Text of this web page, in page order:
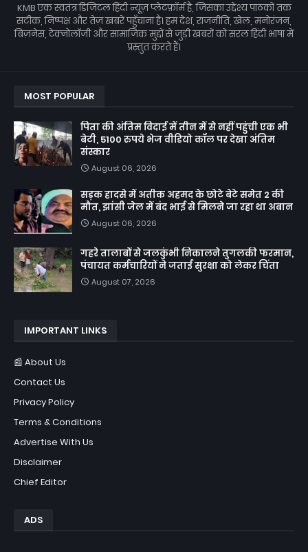
KMB एक स्वतंत्र डिजिटल हिंदी न्यूज़ प्लेटफ़ॉर्म है, जिसका उद्देश्य पाठकों तक
सटीक, निष्पक्ष और तेज़ खबरें पहुँचाना है। हम देश, राजनीति, खेल, मनोरंजन,
बिज़नेस, टेक्नोलॉजी और सामाजिक मुद्दों से जुड़ी खबरों को सरल हिंदी भाषा में
प्रस्तुत करते हैं।
MOST POPULAR
पिता की अंतिम विदाई में तीन में से नहीं पहुंची एक भी
बेटी, 5100 रुपये भेज वीडियो कॉल पर देखा अंतिम
संस्कार
August 06, 2026
सड़क हादसे में अतीक अहमद के छोटे बेटे समेत 2 की
मौत, झांसी जेल में बंद भाई से मिलने जा रहा था अबान
August 06, 2026
गहरे तालाबों से जलकुंभी निकालने तुगलकी फरमान,
पंचायत कर्मचारियों ने जताई सुरक्षा को लेकर चिंता
August 07, 2026
IMPORTANT LINKS
📰 About Us
Contact Us
Privacy Policy
Terms & Conditions
Advertise With Us
Disclaimer
Chief Editor
ADS